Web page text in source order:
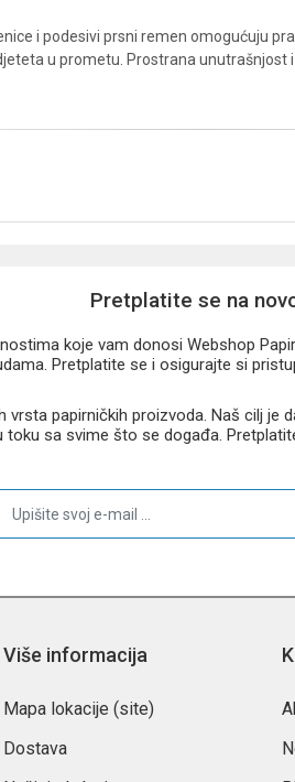
i podesivi prsni remen omogućuju
u prometu. Prostrana
Pretplatite se na
koje vam donosi Webshop
Pretplatite se i osigurajte si
vrsta papirničkih proizvoda. Naš cilj
sa svime što se događa.
Više informacija
Mapa lokacije (site)
Dostava